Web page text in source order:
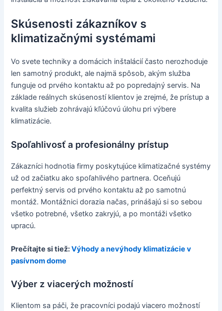
Skúsenosti zákazníkov s
klimatizačnými systémami
Vo svete techniky a domácich inštalácií často nerozhoduje
len samotný produkt, ale najmä spôsob, akým služba
funguje od prvého kontaktu až po popredajný servis. Na
základe reálnych skúseností klientov je zrejmé, že prístup a
kvalita služieb zohrávajú kľúčovú úlohu pri výbere
klimatizácie.
Spoľahlivosť a profesionálny prístup
Zákazníci hodnotia firmy poskytujúce klimatizačné systémy
už od začiatku ako spoľahlivého partnera. Oceňujú
perfektný servis od prvého kontaktu až po samotnú
montáž. Montážnici dorazia načas, prinášajú si so sebou
všetko potrebné, všetko zakryjú, a po montáži všetko
upracú.
Prečítajte si tiež:Výhody a nevýhody klimatizácie v
pasívnom dome
Výber z viacerých možností
Klientom sa páči, že pracovníci podajú viacero možností